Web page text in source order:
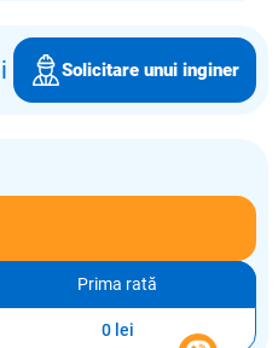
Solicitare unui inginer
Prima rată
0 lei